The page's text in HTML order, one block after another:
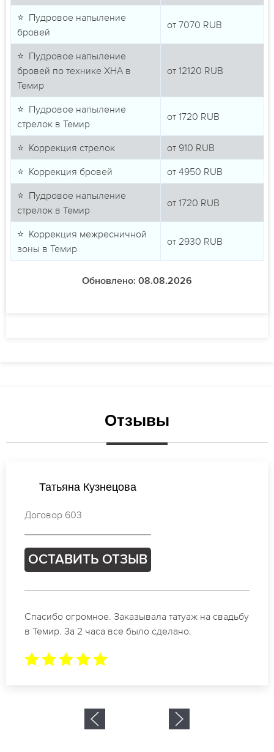
⭐ Пудровое напыление
бровей
от 7070 RUB
⭐ Пудровое напыление
бровей по технике ХНА в
Темир
от 12120 RUB
⭐ Пудровое напыление
стрелок в Темир
от 1720 RUB
⭐ Коррекция стрелок от 910 RUB
⭐ Коррекция бровей от 4950 RUB
⭐ Пудровое напыление
стрелок в Темир
от 1720 RUB
⭐ Коррекция межресничной
зоны в Темир
от 2930 RUB
Обновлено: 08.08.2026
Отзывы
свадьбу
Валентина Кузнецова
ОСТАВИТЬ ОТЗЫВ
Отличные специалисты своего дела по
коррекции бровей в Темир.